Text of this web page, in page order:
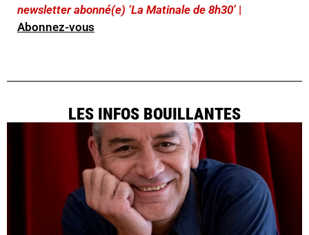
newsletter abonné(e) ‘La Matinale de 8h30’ |
Abonnez-vous
LES INFOS BOUILLANTES